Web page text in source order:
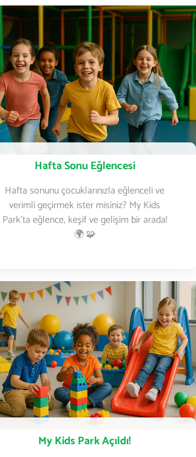
Hafta Sonu Eğlencesi
Hafta sonunu çocuklarınızla eğlenceli ve
verimli geçirmek ister misiniz? My Kids
Park’ta eğlence, keşif ve gelişim bir arada!
🌍 🧩
My Kids Park Açıldı!